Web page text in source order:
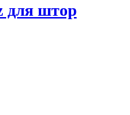
для штор